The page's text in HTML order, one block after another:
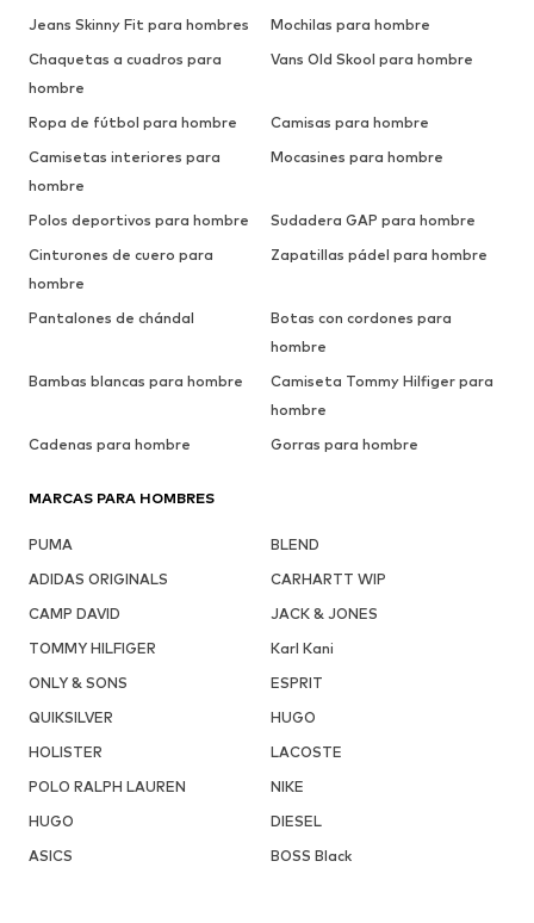
Jeans Skinny Fit para hombres
Mochilas para hombre
Chaquetas a cuadros para
hombre
Vans Old Skool para hombre
Ropa de fútbol para hombre
Camisas para hombre
Camisetas interiores para
hombre
Mocasines para hombre
Polos deportivos para hombre
Sudadera GAP para hombre
Cinturones de cuero para
hombre
Zapatillas pádel para hombre
Pantalones de chándal
Botas con cordones para
hombre
Bambas blancas para hombre
Camiseta Tommy Hilfiger para
hombre
Cadenas para hombre
Gorras para hombre
MARCAS PARA HOMBRES
PUMA
BLEND
ADIDAS ORIGINALS
CARHARTT WIP
CAMP DAVID
JACK & JONES
TOMMY HILFIGER
Karl Kani
ONLY & SONS
ESPRIT
QUIKSILVER
HUGO
HOLISTER
LACOSTE
POLO RALPH LAUREN
NIKE
HUGO
DIESEL
ASICS
BOSS Black